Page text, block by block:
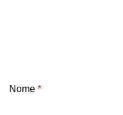
Nome *